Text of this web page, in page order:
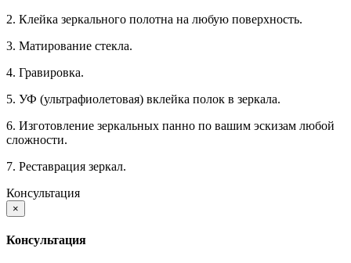
2. Клейка зеркального полотна на любую поверхность.
3. Матирование стекла.
4. Гравировка.
5. УФ (ультрафиолетовая) вклейка полок в зеркала.
6. Изготовление зеркальных панно по вашим эскизам любой
сложности.
7. Реставрация зеркал.
Консультация
×
Консультация